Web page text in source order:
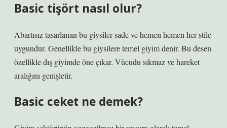
Basic tişört nasıl olur?
Abartısız tasarlanan bu giysiler sade ve hemen hemen her stile
uygundur. Genellikle bu giysilere temel giyim denir. Bu desen
özellikle dış giyimde öne çıkar. Vücudu sıkmaz ve hareket
aralığını genişletir.
Basic ceket ne demek?